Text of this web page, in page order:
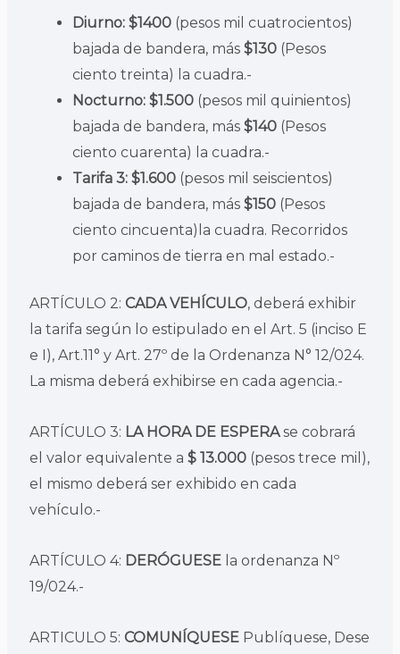
Diurno: $1400(pesos mil cuatrocientos)
bajada de bandera, más $130(Pesos
ciento treinta) la cuadra.-
Nocturno: $1.500(pesos mil quinientos)
bajada de bandera, más $140(Pesos
ciento cuarenta) la cuadra.-
Tarifa 3: $1.600 (pesos mil seiscientos)
bajada de bandera, más$150(Pesos
ciento cincuenta)la cuadra. Recorridos
por caminos de tierra en mal estado.-
ARTÍCULO 2: CADA VEHÍCULO, deberá exhibir
la tarifa según lo estipulado en el Art. 5 (inciso E
e I), Art.11° y Art. 27º de la Ordenanza N° 12/024.
La misma deberá exhibirse en cada agencia.-
ARTÍCULO 3: LA HORA DE ESPERAse cobrará
el valor equivalente a $ 13.000(pesos trece mil),
el mismo deberá ser exhibido en cada
vehículo.-
ARTÍCULO 4: DERÓGUESE la ordenanza Nº
19/024.-
ARTICULO 5: COMUNÍQUESEPublíquese, Dese